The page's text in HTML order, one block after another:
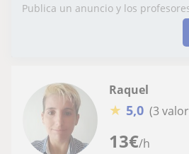
Publica un anuncio y los
13€/h
Raquel
★ 5,0 (3